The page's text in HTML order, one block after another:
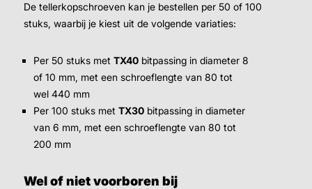
De tellerkopschroeven kan je bestellen per 50 of 100
stuks, waarbij je kiest uit de volgende variaties:
Per 50 stuks metTX40 bitpassing in diameter 8
of 10 mm, met een schroeflengte van 80 tot
wel 440 mm
Per 100 stuks metTX30 bitpassing in diameter
van 6 mm, met een schroeflengte van 80 tot
200 mm
Wel of niet voorboren bij